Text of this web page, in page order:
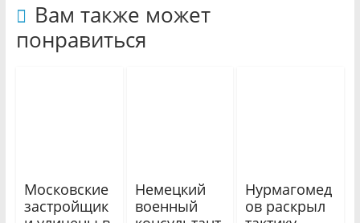
Вам также может
понравиться
Московские
застройщик
Немецкий
военный
Нурмагомед
ов раскрыл